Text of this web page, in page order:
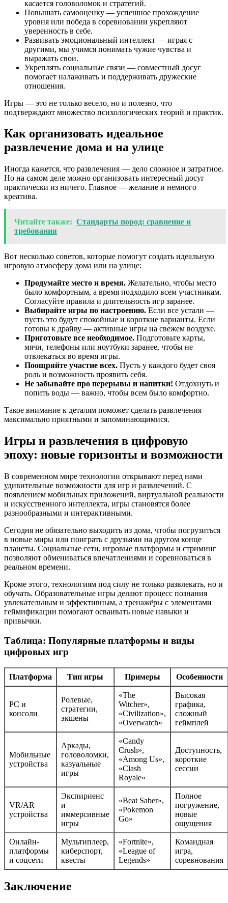
касается головоломок и стратегий.
Повышать самооценку — успешное прохождение
уровня или победа в соревновании укрепляют
уверенность в себе.
Развивать эмоциональный интеллект — играя с
другими, мы учимся понимать чужие чувства и
выражать свои.
Укреплять социальные связи — совместный досуг
помогает налаживать и поддерживать дружеские
отношения.
Игры — это не только весело, но и полезно, что
подтверждают множество психологических теорий и практик.
Как организовать идеальное
развлечение дома и на улице
Иногда кажется, что развлечения — дело сложное и затратное.
Но на самом деле можно организовать интересный досуг
практически из ничего. Главное — желание и немного
креатива.
Читайте также: Стандарты пород: сравнение и
требования
Вот несколько советов, которые помогут создать идеальную
игровую атмосферу дома или на улице:
Продумайте место и время. Желательно, чтобы место
было комфортным, а время подходило всем участникам.
Согласуйте правила и длительность игр заранее.
Выбирайте игры по настроению. Если все устали —
пусть это будут спокойные и короткие варианты. Если
готовы к драйву — активные игры на свежем воздухе.
Приготовьте все необходимое. Подготовьте карты,
мячи, телефоны или ноутбуки заранее, чтобы не
отвлекаться во время игры.
Поощряйте участие всех. Пусть у каждого будет своя
роль и возможность проявить себя.
Не забывайте про перерывы и напитки! Отдохнуть и
попить воды — важно, чтобы всем было комфортно.
Такое внимание к деталям поможет сделать развлечения
максимально приятными и запоминающимися.
Игры и развлечения в цифровую
эпоху: новые горизонты и возможности
В современном мире технологии открывают перед нами
удивительные возможности для игр и развлечений. С
появлением мобильных приложений, виртуальной реальности
и искусственного интеллекта, игры становятся более
разнообразными и интерактивными.
Сегодня не обязательно выходить из дома, чтобы погрузиться
в новые миры или поиграть с друзьями на другом конце
планеты. Социальные сети, игровые платформы и стриминг
позволяют обмениваться впечатлениями и соревноваться в
реальном времени.
Кроме этого, технологиям под силу не только развлекать, но и
обучать. Образовательные игры делают процесс познания
увлекательным и эффективным, а тренажёры с элементами
геймификации помогают осваивать новые навыки и
привычки.
Таблица: Популярные платформы и виды
цифровых игр
Платформа Тип игры Примеры Особенности
PC и
консоли
Ролевые,
стратегии,
экшены
«The
Witcher»,
«Civilization»,
«Overwatch»
Высокая
графика,
сложный
геймплей
Мобильные
устройства
Аркады,
головоломки,
казуальные
игры
«Candy
Crush»,
«Among Us»,
«Clash
Royale»
Доступность,
короткие
сессии
VR/AR
устройства
Экспириенс
и
иммерсивные
игры
«Beat Saber»,
«Pokemon
Go»
Полное
погружение,
новые
ощущения
Онлайн-
платформы
и соцсети
Мультиплеер,
киберспорт,
квесты
«Fortnite»,
«League of
Legends»
Командная
игра,
соревнования
Заключение